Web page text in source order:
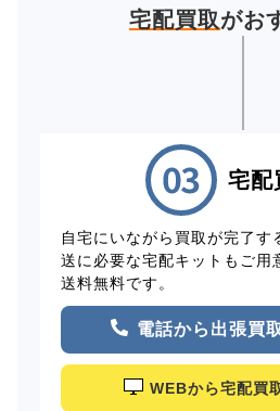
宅配買取がお
宅配
自宅にいながら買取が完了す
送に必要な宅配キットもご用
送料無料です。
電話から出張買
WEBから宅配買